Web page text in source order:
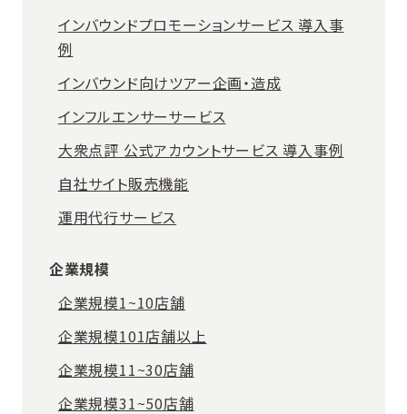
インバウンドプロモーションサービス 導入事
例
インバウンド向けツアー企画・造成
インフルエンサーサービス
大衆点評 公式アカウントサービス 導入事例
自社サイト販売機能
運用代行サービス
企業規模
企業規模1~10店舗
企業規模101店舗以上
企業規模11~30店舗
企業規模31~50店舗